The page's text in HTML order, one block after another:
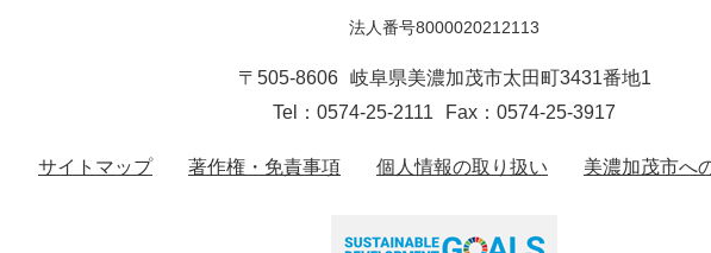
法人番号8000020212113
〒505-8606
岐阜県美濃加茂市太田町3431番地1
Tel：0574-25-2111
Fax：0574-25-3917
サイトマップ 著作権・免責事項 個人情報の取り扱い 美濃加茂市へ